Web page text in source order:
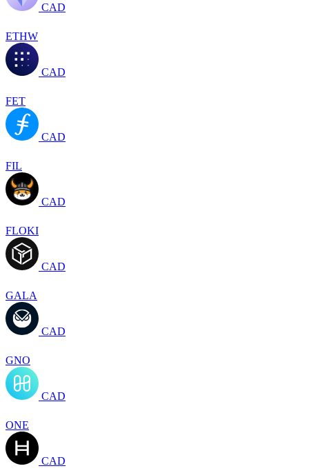
CAD
ETHW
CAD
FET
CAD
FIL
CAD
FLOKI
CAD
GALA
CAD
GNO
CAD
ONE
CAD